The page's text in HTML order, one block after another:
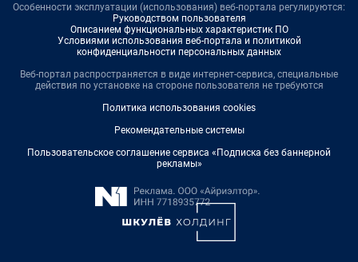
Особенности эксплуатации (использования) веб-портала регулируются:
Руководством пользователя
Описанием функциональных характеристик ПО
Условиями использования веб-портала и политикой
конфиденциальности персональных данных
Веб-портал распространяется в виде интернет-сервиса, специальные
действия по установке на стороне пользователя не требуются
Политика использования cookies
Рекомендательные системы
Пользовательское соглашение сервиса «Подписка без баннерной
рекламы»